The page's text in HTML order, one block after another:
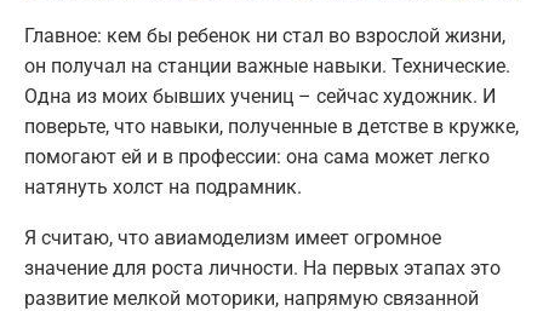
Главное: кем бы ребенок ни стал во взрослой жизни,
он получал на станции важные навыки. Технические.
Одна из моих бывших учениц – сейчас художник. И
поверьте, что навыки, полученные в детстве в кружке,
помогают ей и в профессии: она сама может легко
натянуть холст на подрамник.
Я считаю, что авиамоделизм имеет огромное
значение для роста личности. На первых этапах это
развитие мелкой моторики, напрямую связанной